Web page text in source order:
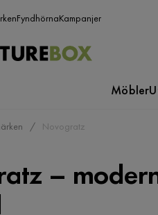
FyndhörnaKampanjer
Möbler
Novogratz
–